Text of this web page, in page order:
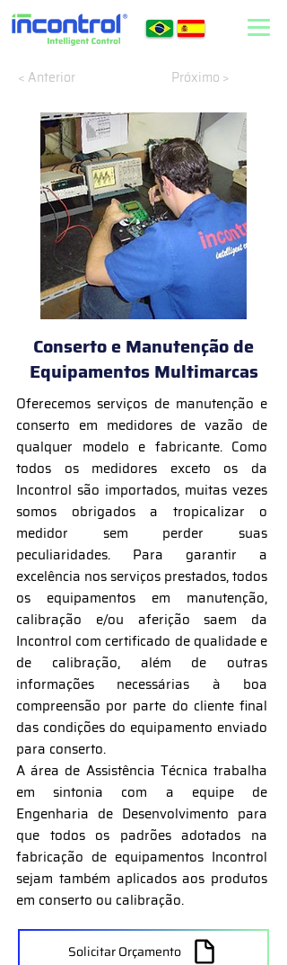
< Anterior Próximo >
Conserto e Manutenção de
Equipamentos Multimarcas
Oferecemos serviços de manutenção e
conserto em medidores de vazão de
qualquer modelo e fabricante. Como
todos os medidores exceto os da
Incontrol são importados, muitas vezes
somos obrigados a tropicalizar o
medidor sem perder suas
peculiaridades. Para garantir a
excelência nos serviços prestados, todos
os equipamentos em manutenção,
calibração e/ou aferição saem da
Incontrol com certificado de qualidade e
de calibração, além de outras
informações necessárias à boa
compreensão por parte do cliente final
das condições do equipamento enviado
para conserto.
A área de Assistência Técnica trabalha
em sintonia com a equipe de
Engenharia de Desenvolvimento para
que todos os padrões adotados na
fabricação de equipamentos Incontrol
sejam também aplicados aos produtos
em conserto ou calibração.
Solicitar Orçamento